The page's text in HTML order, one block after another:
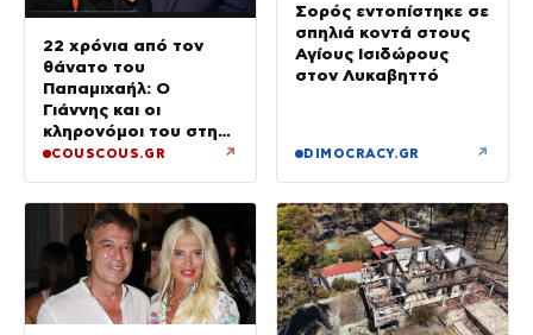
22 χρόνια από τον
θάνατο του
Παπαμιχαήλ: Ο
Γιάννης και οι
κληρονόμοι του στη
διαθήκη
COUSCOUS.GR ↗
Σορός εντοπίστηκε σε
σπηλιά κοντά στους
Αγίους Ισιδώρους
στον Λυκαβηττό
DIMOCRACY.GR ↗